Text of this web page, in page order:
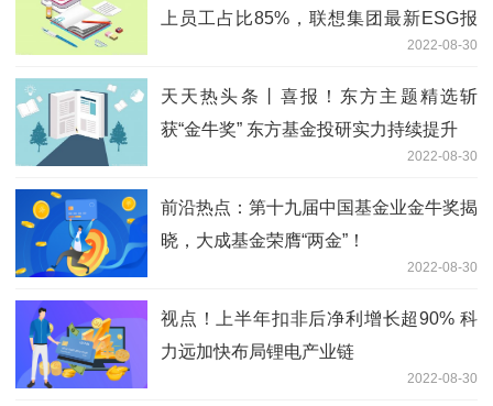
上员工占比85%，联想集团最新ESG报
2022-08-30
天天热头条丨喜报！东方主题精选斩
获“金牛奖” 东方基金投研实力持续提升
2022-08-30
前沿热点：第十九届中国基金业金牛奖揭
晓，大成基金荣膺“两金”！
2022-08-30
视点！上半年扣非后净利增长超90% 科
力远加快布局锂电产业链
2022-08-30